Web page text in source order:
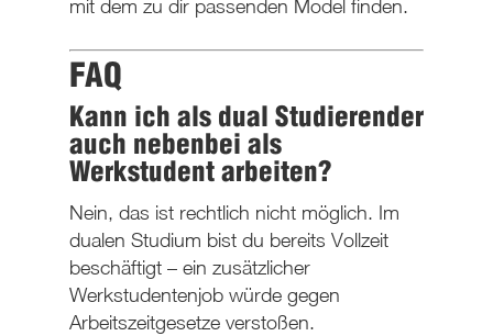
mit dem zu dir passenden Model finden.
FAQ
Kann ich als dual Studierender
auch nebenbei als
Werkstudent arbeiten?
Nein, das ist rechtlich nicht möglich. Im
dualen Studium bist du bereits Vollzeit
beschäftigt – ein zusätzlicher
Werkstudentenjob würde gegen
Arbeitszeitgesetze verstoßen.